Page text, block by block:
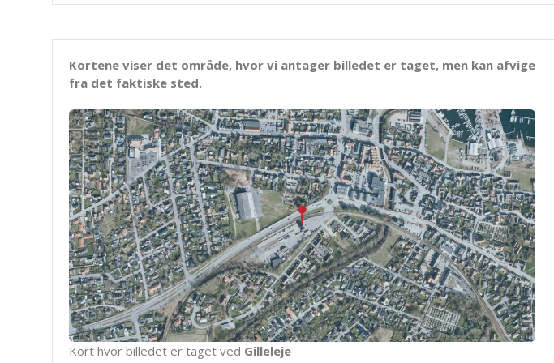
Kortene viser det område, hvor vi antager billedet er taget, men kan afvige
fra det faktiske sted.
Kort hvor billedet er taget ved Gilleleje